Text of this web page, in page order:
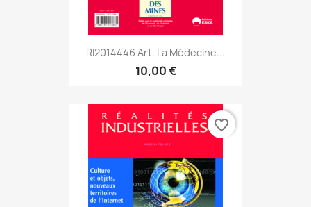
RI2014446 Art. La Médecine...
10,00 €
favorite_border